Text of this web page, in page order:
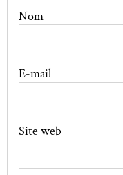
Nom
E-mail
Site web